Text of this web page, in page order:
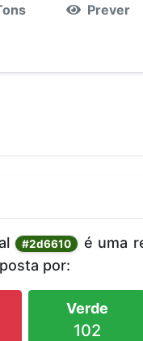
Prever
#2d6610
é uma
por:
Verde
102